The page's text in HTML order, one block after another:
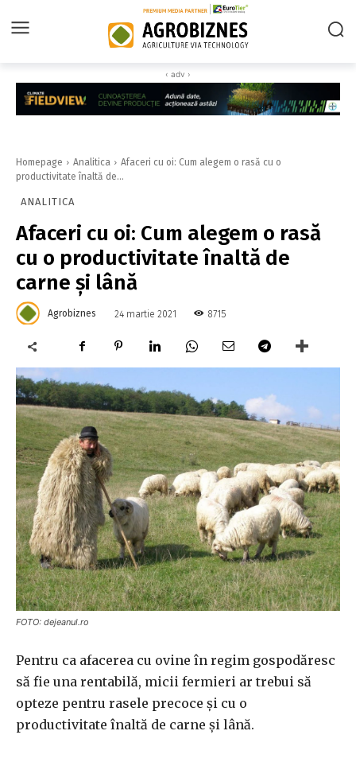
‹ adv ›
Homepage Analitica
Afaceri cu oi: Cum alegem o rasă cu o
productivitate înaltă de...
ANALITICA
Afaceri cu oi: Cum alegem o rasă
cu o productivitate înaltă de
carne și lână
Agrobiznes 24 martie 2021 8715
FOTO: dejeanul.ro
Pentru ca afacerea cu ovine în regim gospodăresc
să fie una rentabilă, micii fermieri ar trebui să
opteze pentru rasele precoce și cu o
productivitate înaltă de carne și lână.